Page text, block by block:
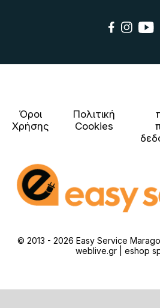
Όροι
Χρήσης
Πολιτική
Cookies
© 2013 - 2026 Easy Service
weblive.gr | eshop